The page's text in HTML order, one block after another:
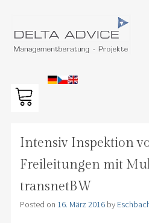
Intensiv Inspektion
Freileitungen mit
transnetBW
Posted on 16. März 2016by